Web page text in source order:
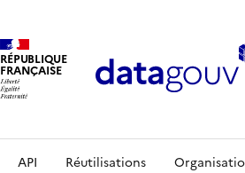
RÉPUBLIQUE
FRANÇAISE
API Réutilisations